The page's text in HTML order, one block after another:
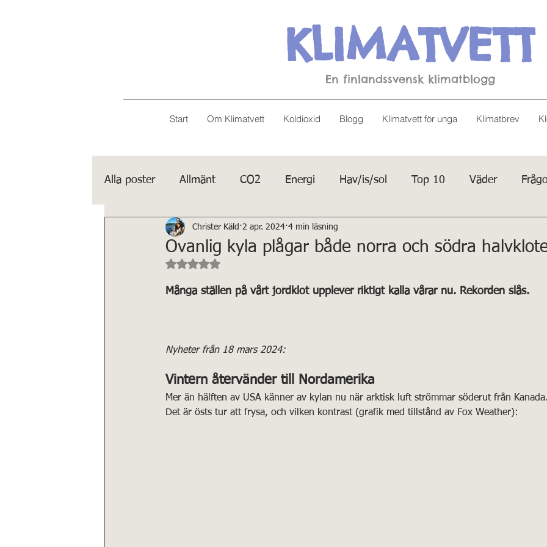
KLIMATVETT
En finlandssvensk klimatblogg
Start Om Klimatvett Koldioxid Blogg Klimatvett för unga Klimatbrev
Alla poster Allmänt CO2 Energi Hav/is/sol Top 10 Väder
IPCC
Ovanlig kyla plågar både norra och södra
Christer Käld 2 apr. 2024 4 min läsning
Betygsatt till NaN av 5 stjärnor.
Många ställen på vårt jordklot upplever riktigt kalla vårar nu. Rekorden slås.
Nyheter från 18 mars 2024:
Vintern återvänder till Nordamerika
Mer än hälften av USA känner av kylan nu när arktisk luft strömmar söderut från
Det är östs tur att frysa, och vilken kontrast (grafik med tillstånd av Fox Weather):